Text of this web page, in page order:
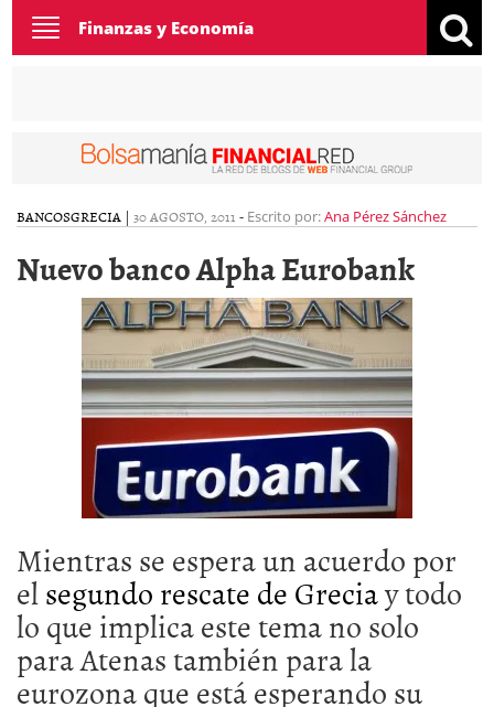
Toggle
navigation
Finanzas y Economía
BANCOSGRECIA | 30 AGOSTO, 2011 - Escrito por:Ana Pérez Sánchez
Nuevo banco Alpha Eurobank
Mientras se espera un acuerdo por
elsegundo rescate de Greciay todo
lo que implica este tema no solo
para Atenas también para la
eurozona que está esperando su